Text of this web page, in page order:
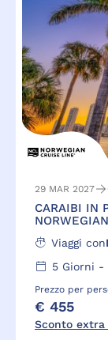
29 MAR 2027
CARAIBI IN
Viaggi con
5Giorni -
Prezzo per
€ 455
Sconto